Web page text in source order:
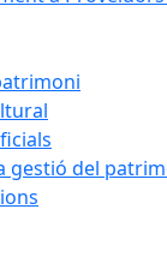
gestió del